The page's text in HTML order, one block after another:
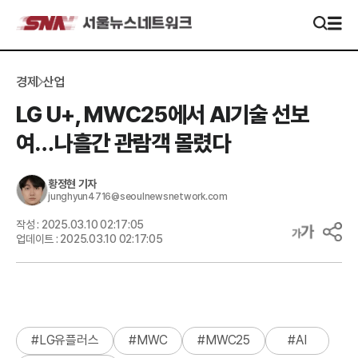
경제 산업
LG U+, MWC25에서 AI기술 선보
여…나흘간 관람객 몰렸다
황정현 기자
junghyun4716@seoulnewsnetwork.com
작성 : 2025.03.10 02:17:05
업데이트 : 2025.03.10 02:17:05
#LG유플러스 #MWC #MWC25 #AI